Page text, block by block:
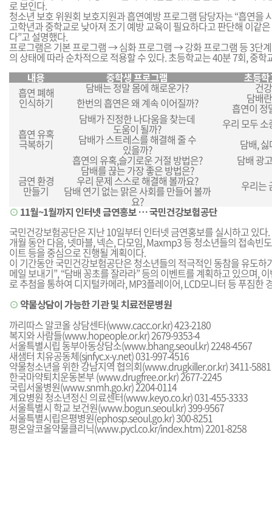
로 보인다.
청소년 보호 위원회 보호지원과 흡연예방 프로그램 담당자는 “흡연을
고학년과 중학교로 낮아져 조기 예방 교육이 필요하다고 판단해 이같
다”고 설명했다.
프로그램은 기본 프로그램 → 심화 프로그램 → 강화 프로그램 등 3단
의 상태에 따라 순차적으로 적용할 수 있다. 초등학교는 40분 7회, 중학
내용
중학생 프로그램
초등학
흡연 폐해
인식하기
담배는 정말 몸에 해로운가?
건
한번의 흡연은 왜 계속 이어질까?
담배
흡연이 정
흡연 유혹
극복하기
담배가 진정한 나다움을 찾는데
도움이 될까?
우리 모두
담배가 스트레스를 해결해 줄 수
있을까?
담배,
흡연의 유혹,슬기로운 거절 방법은?
담배 광
금연 환경
만들기
담배를 끊는 가장 좋은 방법은?
우리는
우리 문제 스스로 해결해 볼까요?
담배 연기 없는 맑은 사회를 만들어 볼까
요?
⊙ 11월~1월까지 인터넷 금연홍보 … 국민건강보험공단
국민건강보험공단은 지난 10일부터 인터넷 금연홍보를 실시하고 있다
개월 동안 다음, 넷마블, 넥슨, 다모임, Maxmp3 등 청소년들의 접속빈
이트 등을 중심으로 진행될 계획이다.
이 기간동안 국민건강보험공단은 청소년들의 적극적인 동참을 유도하
메일 보내기”, “담배 꽁초를 잘라라” 등의 이벤트를 계획하고 있으며,
로 추첨을 통하여 디지털카메라, MP3플레이어, LCD모니터 등 푸짐한
⊙ 약물상담이 가능한 기관 및 치료전문병원
까리따스 알코올 상담센타(www.cacc.or.kr) 423-2180
복지와 사람들(www.hopeople.or.kr) 2679-9353-4
서울특별시립 동부아동상담소(www.bhang.seoul.kr) 2248-4567
새샘터 치유공동체(sjnfyc.x-y.net) 031-997-4516
약물청소년을 위한 강남지역 협의회(www.drugkiller.or.kr) 3411-5881
한국마약퇴치운동본부 (www.drugfree.or.kr) 2677-2245
국립서울병원(www.snmh.go.kr) 2204-0114
계요병원 청소년정신 의료센터(www.keyo.co.kr) 031-455-3333
서울특별시 학교 보건원(www.bogun.seoul.kr) 399-9567
서울특별시립은평병원(ephosp.seoul.go.kr) 300-8251
평온알코올약물클리닉(www.pycl.co.kr/index.htm) 2201-8258